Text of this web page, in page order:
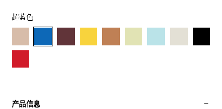
超蓝色
产品信息